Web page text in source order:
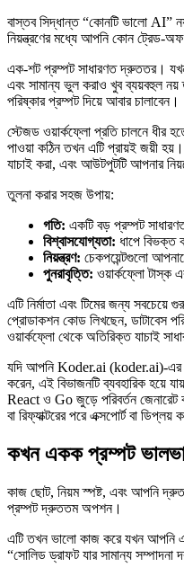
বাস্তব সিদ্ধান্ত “কোনটি ভালো AI”
নিয়ন্ত্রণের মধ্যে আপনি কোন ট্রেড-অফ
এক-শট প্রম্পট সাধারণত দ্রুততর।
এবং সামান্য ভুল করাও খুব ব্যয়বহুল
পরিষ্কার প্রম্পট দিয়ে আবার চালাবেন।
স্টেজড ওয়ার্কফ্লো প্রতি চালনে ধীর
পাওয়া কঠিন তখন এটি প্রায়ই জয়ী
যাচাই করা, এবং আউটপুটটি আপনার
তুলনা করার সহজ উপায়:
গতি: একটি বড় প্রম্পট
বিশ্বাসযোগ্যতা: ধাপে বিভক্ত
নিয়ন্ত্রণ: চেকপয়েন্টগুলো
পুনরাবৃত্তি: ওয়ার্কফ্লো টাস্ক
এটি নির্মাতা এবং টিমের জন্য সবচেয়ে
প্রোডাকশন কোড লিখছেন, ডাটাবেস
ওয়ার্কফ্লো থেকে অতিরিক্ত যাচাই
যদি আপনি Koder.ai (koder.ai)-এর
করেন, এই বিভাজনটি ব্যবহারিক হয়ে
React ও Go জুড়ে পরিবর্তন
বা রিফ্যাক্টরের পরে এক্সপোর্ট বা ডিপ্লয়
কখন একক প্রম্পট
কাজ ছোট, নিয়ম স্পষ্ট, এবং আপনি
প্রম্পট দ্রুততম অপশন।
এটি তখন ভালো কাজ করে যখন আপনি
“সোলিড ড্রাফট যার সামান্য